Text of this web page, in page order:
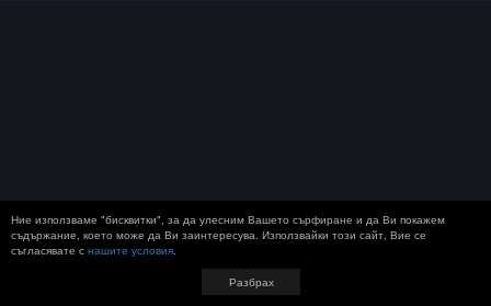
Ние използваме "бисквитки", за да улесним Вашето сърфиране и да Ви покажем
съдържание, което може да Ви заинтересува. Използвайки този сайт, Вие се
съгласявате с нашите условия.
Разбрах